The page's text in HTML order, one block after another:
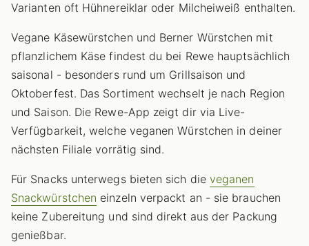
Varianten oft Hühnereiklar oder Milcheiweiß enthalten.
Vegane Käsewürstchen und Berner Würstchen mit
pflanzlichem Käse findest du bei Rewe hauptsächlich
saisonal - besonders rund um Grillsaison und
Oktoberfest. Das Sortiment wechselt je nach Region
und Saison. Die Rewe-App zeigt dir via Live-
Verfügbarkeit, welche veganen Würstchen in deiner
nächsten Filiale vorrätig sind.
Für Snacks unterwegs bieten sich die veganen
Snackwürstchen einzeln verpackt an - sie brauchen
keine Zubereitung und sind direkt aus der Packung
genießbar.